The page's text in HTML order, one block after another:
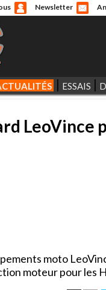
Newsletter
ESSAIS
LeoVince
moto
moteur pour les